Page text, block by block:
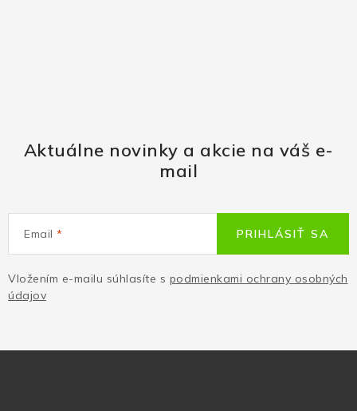
Aktuálne novinky a akcie na váš e-
mail
Email
Vložením e-mailu súhlasíte s podmienkami ochrany osobných
údajov
PRIHLÁSIŤ SA